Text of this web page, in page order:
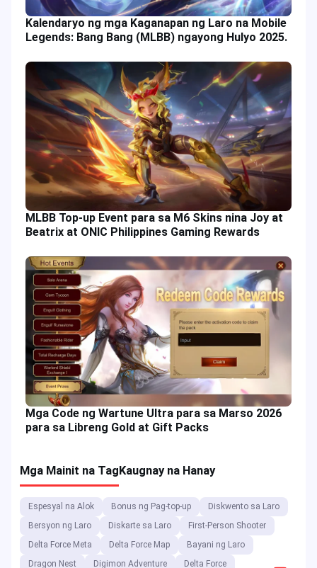
Kalendaryo ng mga Kaganapan ng Laro na Mobile
Legends: Bang Bang (MLBB) ngayong Hulyo 2025.
MLBB Top-up Event para sa M6 Skins nina Joy at
Beatrix at ONIC Philippines Gaming Rewards
Mga Code ng Wartune Ultra para sa Marso 2026
para sa Libreng Gold at Gift Packs
Mga Mainit na TagKaugnay na Hanay
Espesyal na Alok Bonus ng Pag-top-up
Diskwento sa Laro
Bersyon ng Laro
Diskarte sa Laro
First-Person Shooter
Delta Force Meta
Delta Force Map
Bayani ng Laro
Dragon Nest
Digimon Adventure Delta Force